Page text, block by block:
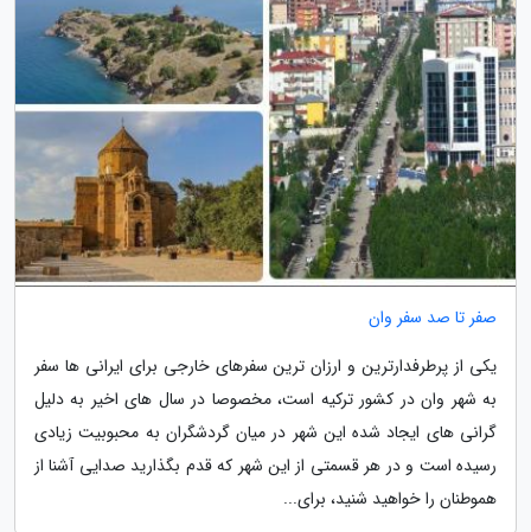
صفر تا صد سفر وان
یکی از پرطرفدارترین و ارزان ترین سفرهای خارجی برای ایرانی ها سفر
به شهر وان در کشور ترکیه است، مخصوصا در سال های اخیر به دلیل
گرانی های ایجاد شده این شهر در میان گردشگران به محبوبیت زیادی
رسیده است و در هر قسمتی از این شهر که قدم بگذارید صدایی آشنا از
هموطنان را خواهید شنید، برای...